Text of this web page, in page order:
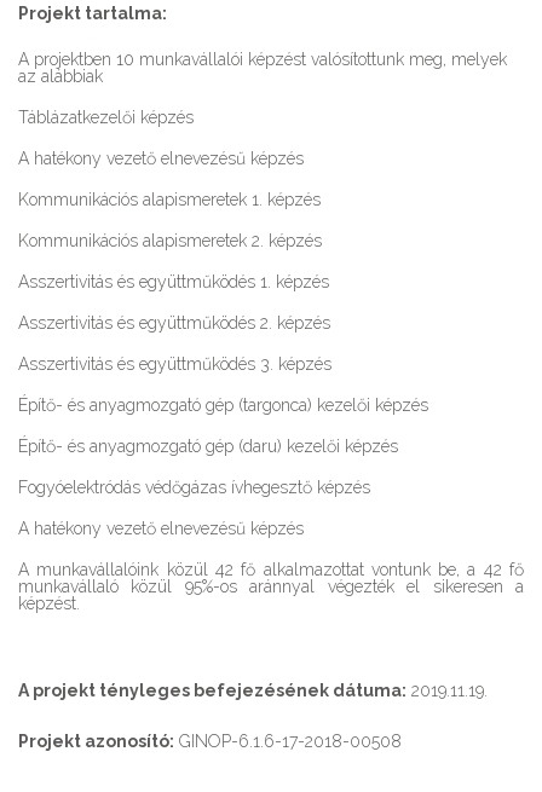
Projekt tartalma:
A projektben 10 munkavállalói képzést valósítottunk meg, melyek
az alábbiak
Táblázatkezelői képzés
A hatékony vezető elnevezésű képzés
Kommunikációs alapismeretek 1. képzés
Kommunikációs alapismeretek 2. képzés
Asszertivitás és együttműködés 1. képzés
Asszertivitás és együttműködés 2. képzés
Asszertivitás és együttműködés 3. képzés
Építő- és anyagmozgató gép (targonca) kezelői képzés
Építő- és anyagmozgató gép (daru) kezelői képzés
Fogyóelektródás védőgázas ívhegesztő képzés
A hatékony vezető elnevezésű képzés
A munkavállalóink közül 42 fő alkalmazottat vontunk be, a 42 fő
munkavállaló közül 95%-os aránnyal végezték el sikeresen a
képzést.
A projekt tényleges befejezésének dátuma: 2019.11.19.
Projekt azonosító: GINOP-6.1.6-17-2018-00508